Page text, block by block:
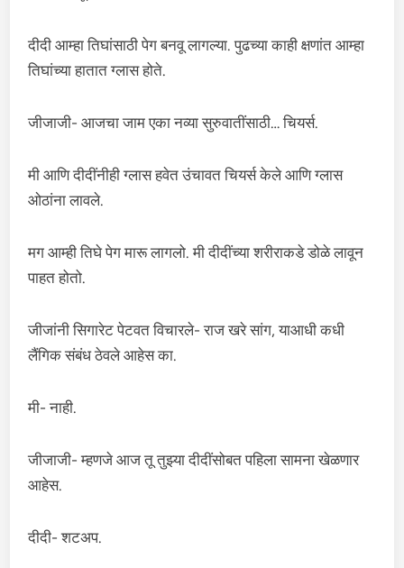
दीदी आम्हा तिघांसाठी पेग बनवू लागल्या. पुढच्या काही क्षणांत आम्हा
तिघांच्या हातात ग्लास होते.
जीजाजी- आजचा जाम एका नव्या सुरुवातींसाठी… चियर्स.
मी आणि दीदींनीही ग्लास हवेत उंचावत चियर्स केले आणि ग्लास
ओठांना लावले.
मग आम्ही तिघे पेग मारू लागलो. मी दीदींच्या शरीराकडे डोळे लावून
पाहत होतो.
जीजांनी सिगारेट पेटवत विचारले- राज खरे सांग, याआधी कधी
लैंगिक संबंध ठेवले आहेस का.
मी- नाही.
जीजाजी- म्हणजे आज तू तुझ्या दीदींसोबत पहिला सामना खेळणार
आहेस.
दीदी- शटअप.